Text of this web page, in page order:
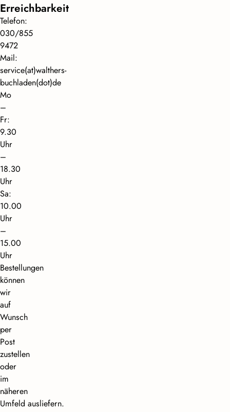
Erreichbarkeit
Telefon:
030/855
9472
Mail:
service(at)walthers-
buchladen(dot)de
Mo
–
Fr:
9.30
Uhr
–
18.30
Uhr
Sa:
10.00
Uhr
–
15.00
Uhr
Bestellungen
können
wir
auf
Wunsch
per
Post
zustellen
oder
im
näheren
Umfeld ausliefern.